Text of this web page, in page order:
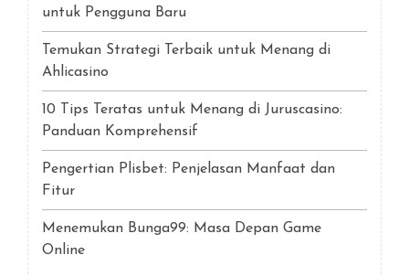
untuk Pengguna Baru
Temukan Strategi Terbaik untuk Menang di
Ahlicasino
10 Tips Teratas untuk Menang di Juruscasino:
Panduan Komprehensif
Pengertian Plisbet: Penjelasan Manfaat dan
Fitur
Menemukan Bunga99: Masa Depan Game
Online